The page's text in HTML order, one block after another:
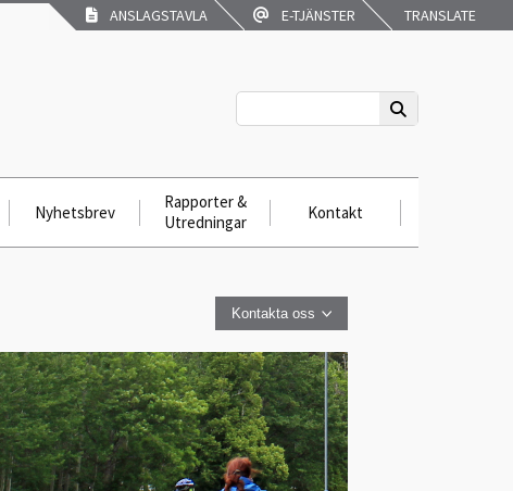
ANSLAGSTAVLA E-TJÄNSTER TRANSLATE
Nyhetsbrev
Rapporter &
Utredningar
Kontakt
Kontakta oss